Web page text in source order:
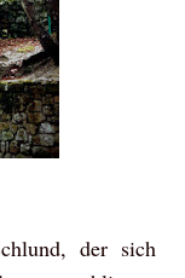
der sich